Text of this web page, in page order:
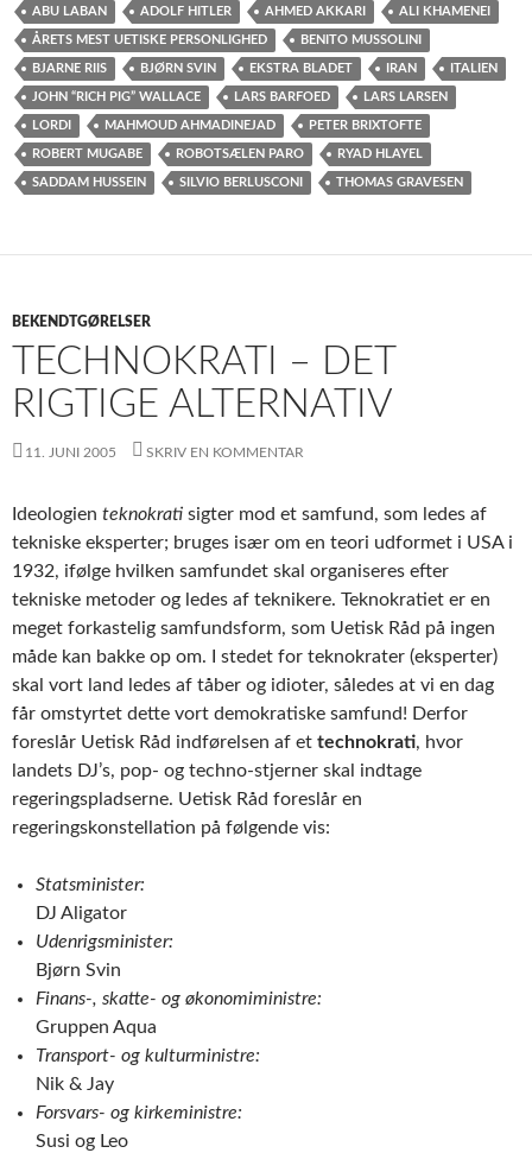
ABU LABAN ADOLF HITLER AHMED AKKARI ALI KHAMENEI
ÅRETS MEST UETISKE PERSONLIGHED BENITO MUSSOLINI
BJARNE RIIS BJØRN SVIN EKSTRA BLADET IRAN ITALIEN
JOHN “RICH PIG” WALLACE LARS BARFOED LARS LARSEN
LORDI MAHMOUD AHMADINEJAD PETER BRIXTOFTE
ROBERT MUGABE ROBOTSÆLEN PARO RYAD HLAYEL
SADDAM HUSSEIN SILVIO BERLUSCONI THOMAS GRAVESEN
BEKENDTGØRELSER
TECHNOKRATI – DET
RIGTIGE ALTERNATIV
11. JUNI 2005 SKRIV EN KOMMENTAR
Ideologien teknokrati sigter mod et samfund, som ledes af
tekniske eksperter; bruges især om en teori udformet i USA i
1932, ifølge hvilken samfundet skal organiseres efter
tekniske metoder og ledes af teknikere. Teknokratiet er en
meget forkastelig samfundsform, som Uetisk Råd på ingen
måde kan bakke op om. I stedet for teknokrater (eksperter)
skal vort land ledes af tåber og idioter, således at vi en dag
får omstyrtet dette vort demokratiske samfund! Derfor
foreslår Uetisk Råd indførelsen af et technokrati, hvor
landets DJ’s, pop- og techno-stjerner skal indtage
regeringspladserne. Uetisk Råd foreslår en
regeringskonstellation på følgende vis:
Statsminister:
DJ Aligator
Udenrigsminister:
Bjørn Svin
Finans-, skatte- og økonomiministre:
Gruppen Aqua
Transport- og kulturministre:
Nik & Jay
Forsvars- og kirkeministre:
Susi og Leo